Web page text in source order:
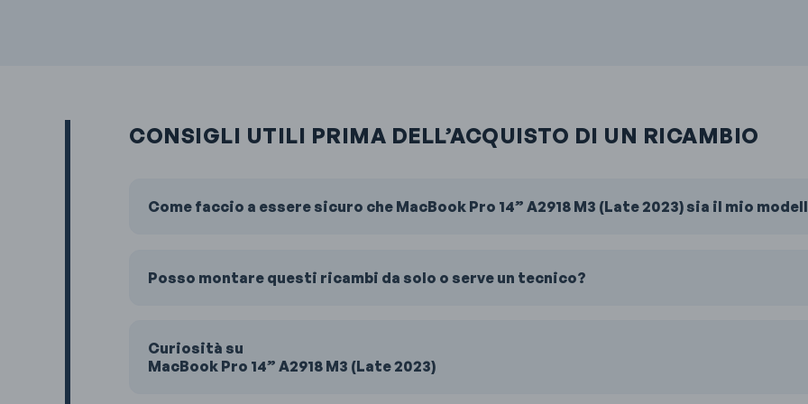
CONSIGLI UTILI PRIMA DELL’ACQUISTO DI UN RICAMBIO
Come faccio a essere sicuro che MacBook Pro 14” A2918 M3 (Late 2023) sia il mio
Posso montare questi ricambi da solo o serve un tecnico?
Curiosità su
MacBook Pro 14” A2918 M3 (Late 2023)